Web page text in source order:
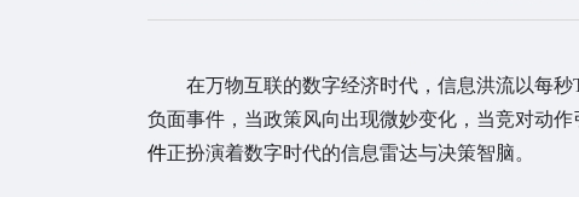
在万物互联的数字经济时代，信息洪流以每秒
负面事件，当政策风向出现微妙变化，当竞对动
件正扮演着数字时代的信息雷达与决策智脑。